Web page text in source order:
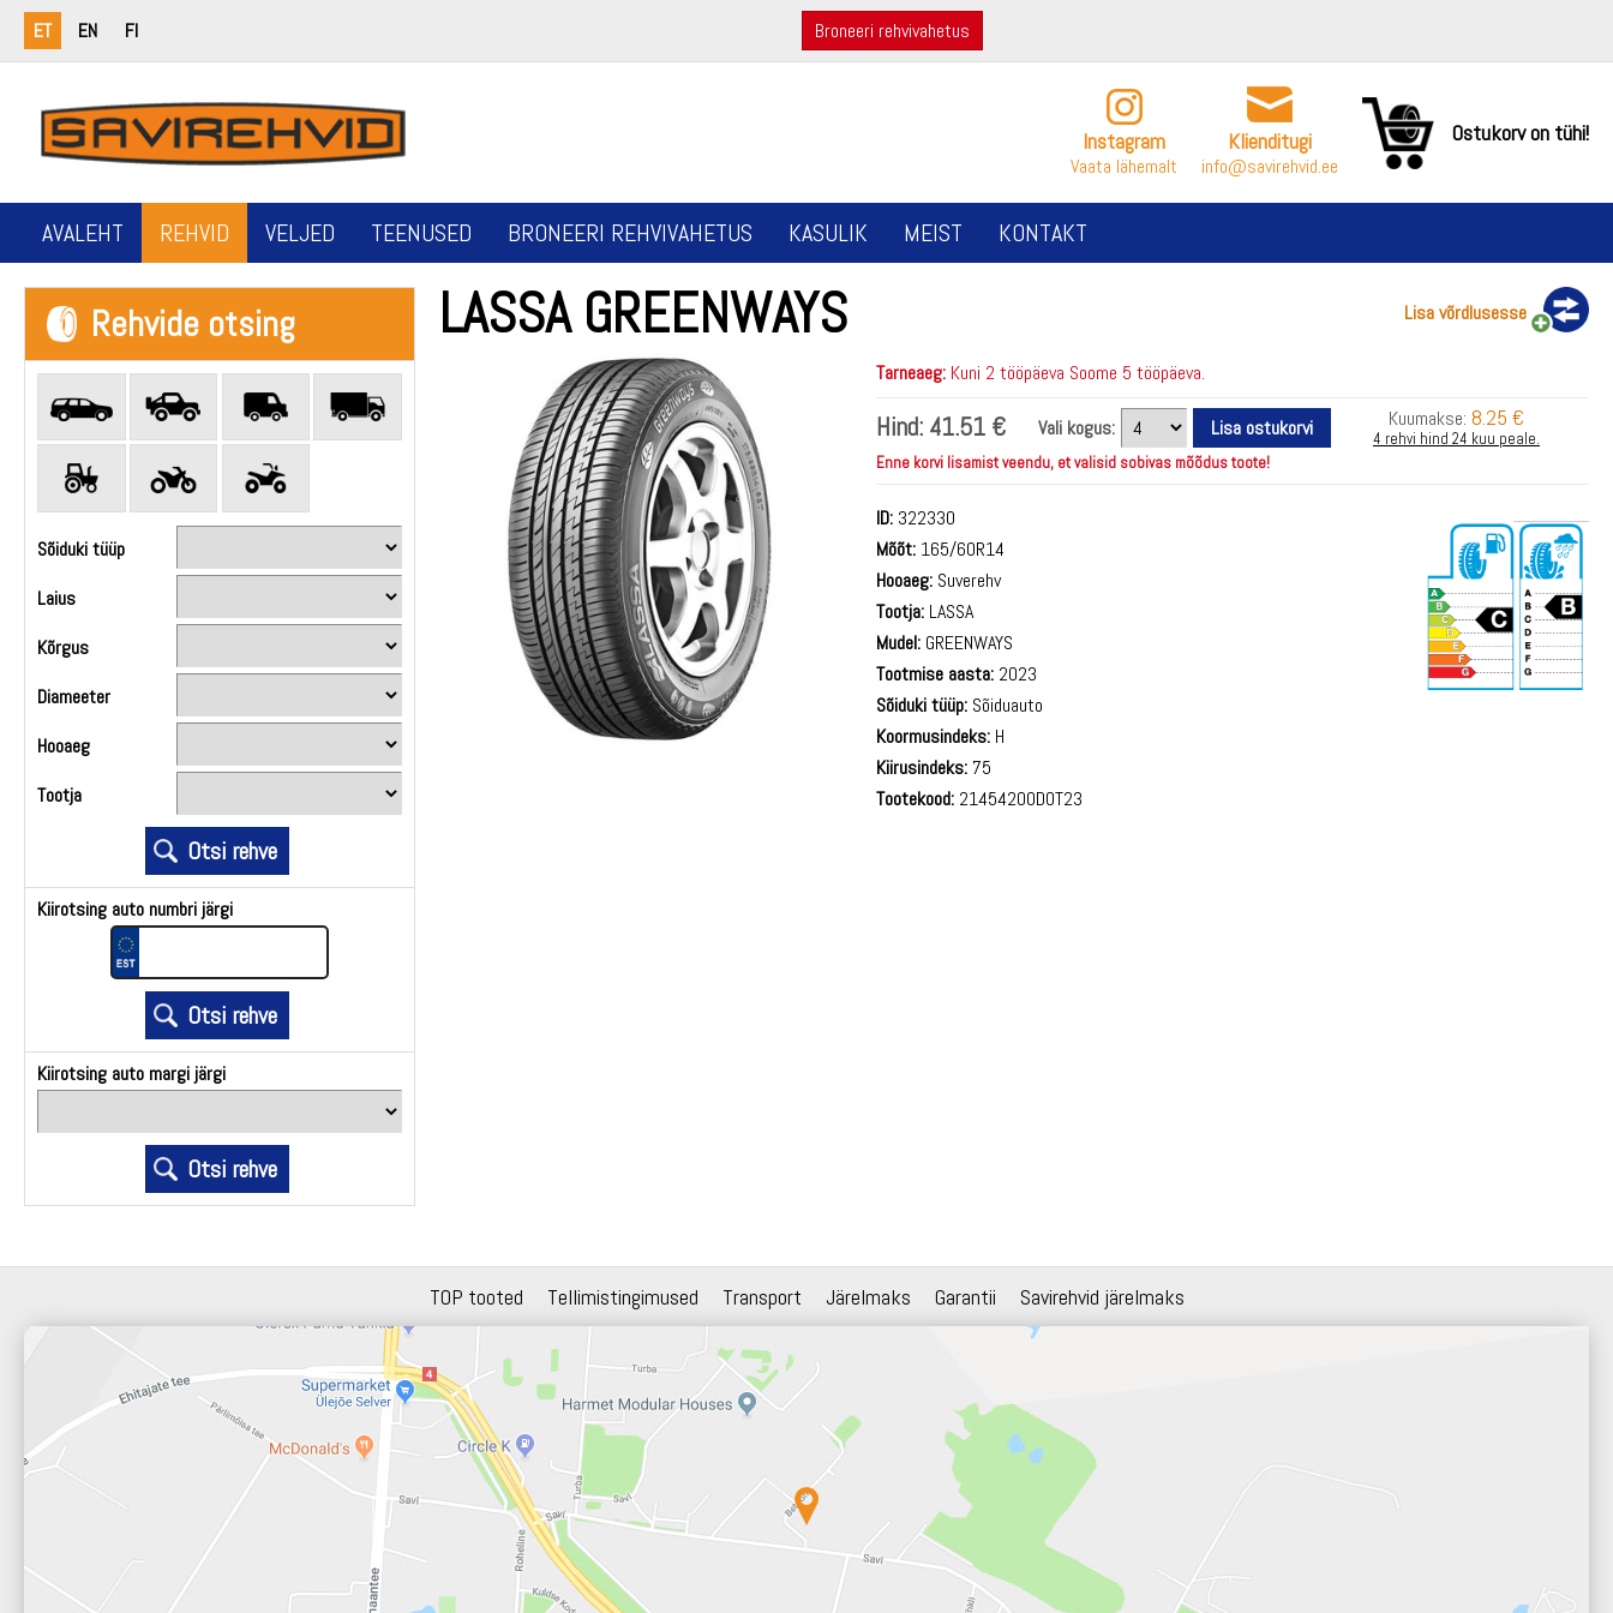
ET EN FI Broneeri rehvivahetus
Instagram
Vaata lähemalt
Klienditugi
info@savirehvid.ee
Ostukorv on tühi!
AVALEHT REHVID VELJED TEENUSED BRONEERI REHVIVAHETUS KASULIK MEIST KONTAKT
Rehvide otsing
Sõiduki tüüp
Laius
Kõrgus
Diameeter
Hooaeg
Tootja
Kiirotsing auto numbri järgi
Kiirotsing auto margi järgi
LASSA GREENWAYS Lisa võrdlusesse
Tarneaeg: Kuni 2 tööpäeva Soome 5 tööpäeva.
Hind: 41.51 € Vali kogus: Kuumakse:8.25 €
4 rehvi hind 24 kuu peale.
Enne korvi lisamist veendu, et valisid sobivas mõõdus toote!
ID: 322330
Mõõt: 165/60R14
Hooaeg: Suverehv
Tootja: LASSA
Mudel: GREENWAYS
Tootmise aasta: 2023
Sõiduki tüüp: Sõiduauto
Koormusindeks: H
Kiirusindeks: 75
Tootekood: 21454200DOT23
TOP tooted Tellimistingimused Transport Järelmaks Garantii Savirehvid järelmaks